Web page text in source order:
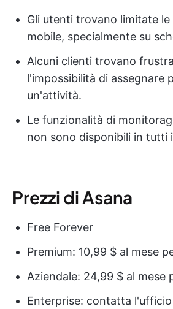
Gli utenti trovano limitate
mobile, specialmente su
Alcuni clienti trovano
l'impossibilità di assegnare
un'attività.
Le funzionalità di
non sono disponibili in tutti
Prezzi di Asana
Free Forever
Premium: 10,99 $ al mese
Aziendale: 24,99 $ al mese
Enterprise: contatta